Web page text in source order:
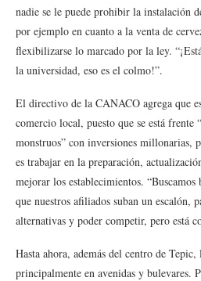
nadie se le puede prohibir la instalación
por ejemplo en cuanto a la venta de
flexibilizarse lo marcado por la ley.
la universidad, eso es el colmo!”.
El directivo de la CANACO agrega que
comercio local, puesto que se está frente
monstruos” con inversiones millonarias,
es trabajar en la preparación,
mejorar los establecimientos. “Buscamos
que nuestros afiliados suban un escalón,
alternativas y poder competir, pero está
Hasta ahora, además del centro de
principalmente en avenidas y bulevares.